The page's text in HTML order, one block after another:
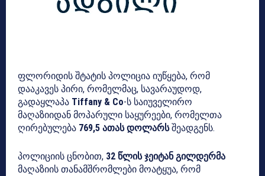
ფლორიდის შტატის პოლიცია იუწყება, რომ
დააკავეს პირი, რომელმაც, სავარაუდოდ,
გადაყლაპა Tiffany & Co-ს საიუველირო
მაღაზიიდან მოპარული საყურეები, რომელთა
ღირებულება 769,5 ათას დოლარსშეადგენს.
პოლიციის ცნობით, 32 წლის ჯეიტან გილდერმა
მაღაზიის თანამშრომლები მოატყუა, რომ